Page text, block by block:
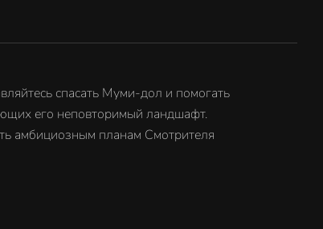
спасать Муми-дол и помогать
его неповторимый ландшафт.
амбициозным планам Смотрителя